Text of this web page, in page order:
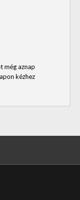
még aznap
kézhez